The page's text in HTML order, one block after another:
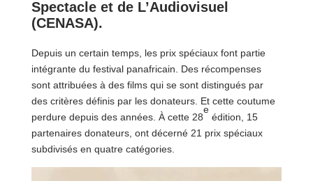
Spectacle et de L’Audiovisuel
(CENASA).
Depuis un certain temps, les prix spéciaux font partie
intégrante du festival panafricain. Des récompenses
sont attribuées à des films qui se sont distingués par
des critères définis par les donateurs. Et cette coutume
perdure depuis des années. À cette 28
e
édition, 15
partenaires donateurs, ont décerné 21 prix spéciaux
subdivisés en quatre catégories.